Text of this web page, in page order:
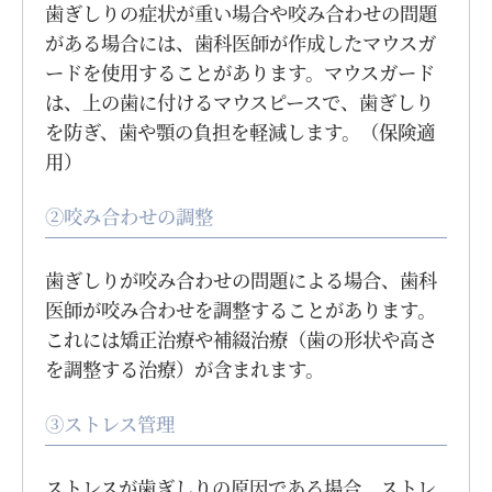
歯ぎしりの症状が重い場合や咬み合わせの問題
がある場合には、歯科医師が作成したマウスガ
ードを使用することがあります。マウスガード
は、上の歯に付けるマウスピースで、歯ぎしり
を防ぎ、歯や顎の負担を軽減します。（保険適
用）
②咬み合わせの調整
歯ぎしりが咬み合わせの問題による場合、歯科
医師が咬み合わせを調整することがあります。
これには矯正治療や補綴治療（歯の形状や高さ
を調整する治療）が含まれます。
③ストレス管理